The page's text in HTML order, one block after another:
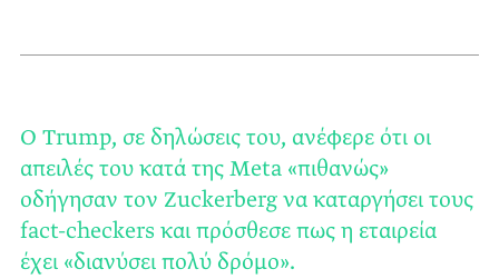
Ο Trump, σε δηλώσεις του, ανέφερε ότι οι
απειλές του κατά της Meta «πιθανώς»
οδήγησαν τον Zuckerberg να καταργήσει τους
fact-checkers και πρόσθεσε πως η εταιρεία
έχει «διανύσει πολύ δρόμο».